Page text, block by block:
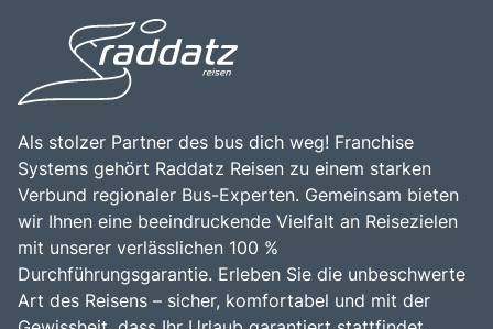
einem unvergesslichen Ziel für Familien, Paare und
Freunde.
zu genießen, macht dieses Ziel zu einem unvergesslichen
Erlebnis für alle, die die Weihnachtszeit in Dresden erleben
möchten.
Als stolzer Partner des bus dich weg! Franchise
Systems gehört Raddatz Reisen zu einem starken
Verbund regionaler Bus-Experten. Gemeinsam bieten
wir Ihnen eine beeindruckende Vielfalt an Reisezielen
mit unserer verlässlichen 100 %
Durchführungsgarantie. Erleben Sie die unbeschwerte
Art des Reisens – sicher, komfortabel und mit der